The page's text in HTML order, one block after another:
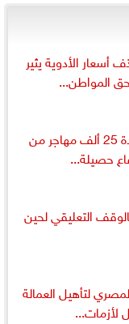
الأدوية يثير
المواطن...
”الداخلية” الإسبانية: إعادة 25 ألف مهاجر من
حصيلة...
التعليقي لحين
لتأهيل العمالة
لأزمات...